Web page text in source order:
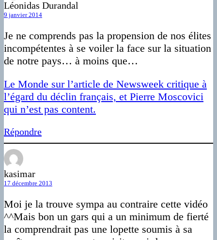
Léonidas Durandal
9 janvier 2014
Je ne comprends pas la propension de nos élites
incompétentes à se voiler la face sur la situation
de notre pays… à moins que…
Le Monde sur l’article de Newsweek critique à
l’égard du déclin français, et Pierre Moscovici
qui n’est pas content.
Répondre
kasimar
17 décembre 2013
Moi je la trouve sympa au contraire cette vidéo
^^Mais bon un gars qui a un minimum de fierté
la comprendrait pas une lopette soumis à sa